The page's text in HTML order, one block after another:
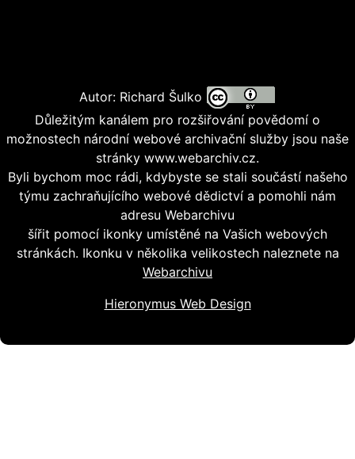
Autor: Richard Šulko
Důležitým kanálem pro rozšiřování povědomí o
možnostech národní webové archivační služby jsou naše
stránky www.webarchiv.cz.
Byli bychom moc rádi, kdybyste se stali součástí našeho
týmu zachraňujícího webové dědictví a pomohli nám
adresu Webarchivu
šířit pomocí ikonky umístěné na Vašich webových
stránkách. Ikonku v několika velikostech naleznete na
Webarchivu
Hieronymus Web Design